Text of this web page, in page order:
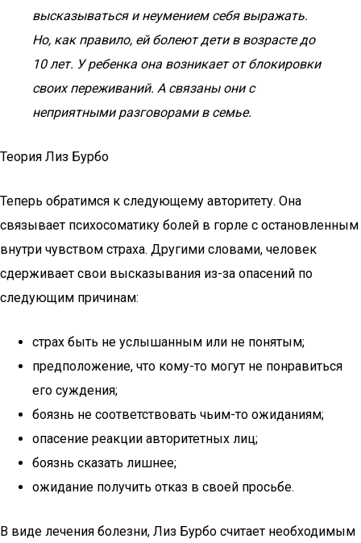
высказываться и неумением себя выражать.
Но, как правило, ей болеют дети в возрасте до
10 лет. У ребенка она возникает от блокировки
своих переживаний. А связаны они с
неприятными разговорами в семье.
Теория Лиз Бурбо
Теперь обратимся к следующему авторитету. Она
связывает психосоматику болей в горле с остановленным
внутри чувством страха. Другими словами, человек
сдерживает свои высказывания из-за опасений по
следующим причинам:
страх быть не услышанным или не понятым;
предположение, что кому-то могут не понравиться
его суждения;
боязнь не соответствовать чьим-то ожиданиям;
опасение реакции авторитетных лиц;
боязнь сказать лишнее;
ожидание получить отказ в своей просьбе.
В виде лечения болезни, Лиз Бурбо считает необходимым